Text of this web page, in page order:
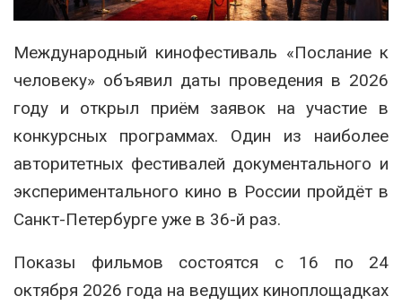
Международный кинофестиваль «Послание к
человеку» объявил даты проведения в 2026
году и открыл приём заявок на участие в
конкурсных программах. Один из наиболее
авторитетных фестивалей документального и
экспериментального кино в России пройдёт в
Санкт-Петербурге уже в 36-й раз.
Показы фильмов состоятся с 16 по 24
октября 2026 года на ведущих киноплощадках